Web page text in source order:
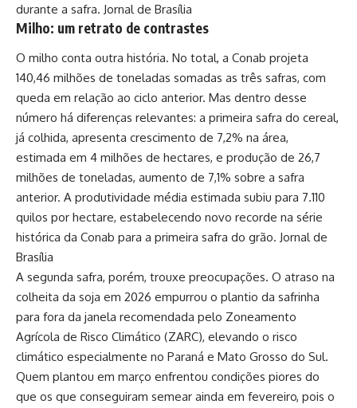
durante a safra. Jornal de Brasília
Milho: um retrato de contrastes
O milho conta outra história. No total, a Conab projeta
140,46 milhões de toneladas somadas as três safras, com
queda em relação ao ciclo anterior. Mas dentro desse
número há diferenças relevantes: a primeira safra do cereal,
já colhida, apresenta crescimento de 7,2% na área,
estimada em 4 milhões de hectares, e produção de 26,7
milhões de toneladas, aumento de 7,1% sobre a safra
anterior. A produtividade média estimada subiu para 7.110
quilos por hectare, estabelecendo novo recorde na série
histórica da Conab para a primeira safra do grão. Jornal de
Brasília
A segunda safra, porém, trouxe preocupações. O atraso na
colheita da soja em 2026 empurrou o plantio da safrinha
para fora da janela recomendada pelo Zoneamento
Agrícola de Risco Climático (ZARC), elevando o risco
climático especialmente no Paraná e Mato Grosso do Sul.
Quem plantou em março enfrentou condições piores do
que os que conseguiram semear ainda em fevereiro, pois o